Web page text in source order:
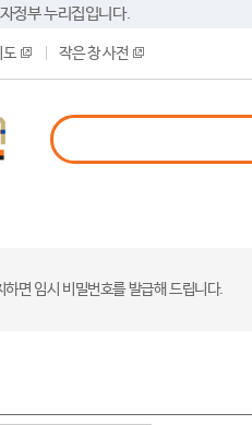
정부 누리집입니다.
도 작은 창 사전
면 임시 비밀번호를 발급해 드립니다.